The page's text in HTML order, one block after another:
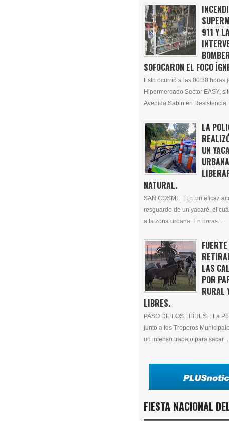
911 Y
SOFOCARON EL FOCO
Esto ocurrió a las 00:30 horas
Hipermercado Sector EASY,
Avenida Sabin en Resistencia.
LA
UN
NATURAL.
SAN COSME : En un eficaz
resguardo de un yacaré, el
a la zona urbana. En horas...
LAS
POR
RURAL
LIBRES.
PASO DE LOS LIBRES. : La
junto a los Troperos
un intenso trabajo para sacar ...
FIESTA NACIONAL